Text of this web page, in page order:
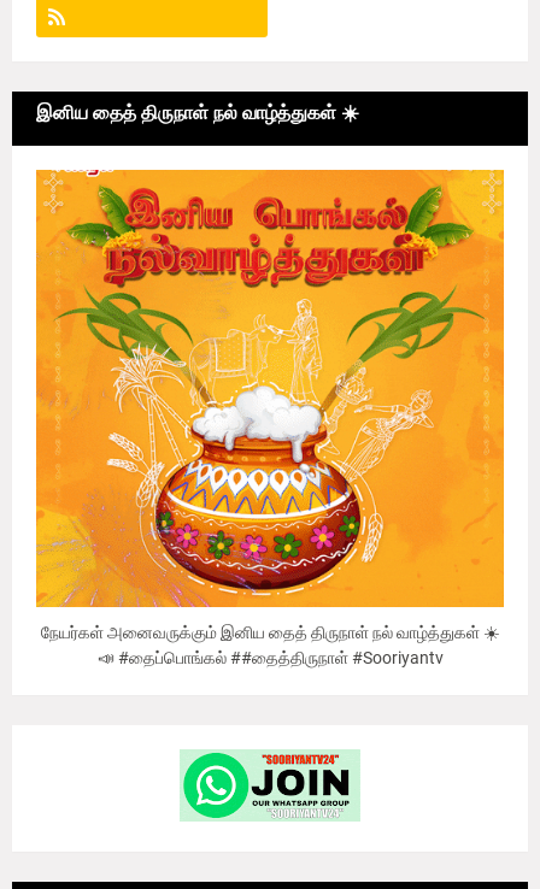
இனிய தைத் திருநாள் நல் வாழ்த்துகள் ☀️
நேயர்கள் அனைவருக்கும் இனிய தைத் திருநாள் நல் வாழ்த்துகள் ☀️
📣 #தைப்பொங்கல் ##தைத்திருநாள் #Sooriyantv